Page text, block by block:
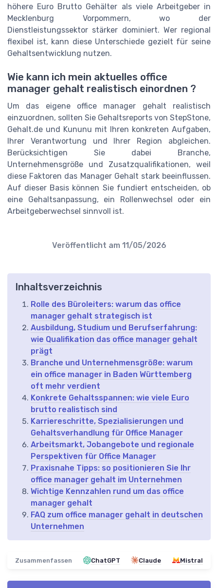
höhere Euro Brutto Gehälter als viele Arbeitgeber in
Mecklenburg Vorpommern, wo der
Dienstleistungssektor stärker dominiert. Wer regional
flexibel ist, kann diese Unterschiede gezielt für seine
Gehaltsentwicklung nutzen.
Wie kann ich mein aktuelles office
manager gehalt realistisch einordnen ?
Um das eigene office manager gehalt realistisch
einzuordnen, sollten Sie Gehaltsreports von StepStone,
Gehalt.de und Kununu mit Ihren konkreten Aufgaben,
Ihrer Verantwortung und Ihrer Region abgleichen.
Berücksichtigen Sie dabei Branche,
Unternehmensgröße und Zusatzqualifikationen, weil
diese Faktoren das Manager Gehalt stark beeinflussen.
Auf dieser Basis können Sie fundiert entscheiden, ob
eine Gehaltsanpassung, ein Rollenwechsel oder ein
Arbeitgeberwechsel sinnvoll ist.
Veröffentlicht am 11/05/2026
Inhaltsverzeichnis
Rolle des Büroleiters: warum das office
manager gehalt strategisch ist
Ausbildung, Studium und Berufserfahrung:
wie Qualifikation das office manager gehalt
prägt
Branche und Unternehmensgröße: warum
ein office manager in Baden Württemberg
oft mehr verdient
Konkrete Gehaltsspannen: wie viele Euro
brutto realistisch sind
Karriereschritte, Spezialisierungen und
Gehaltsverhandlung für Office Manager
Arbeitsmarkt, Jobangebote und regionale
Perspektiven für Office Manager
Praxisnahe Tipps: so positionieren Sie Ihr
office manager gehalt im Unternehmen
Wichtige Kennzahlen rund um das office
manager gehalt
FAQ zum office manager gehalt in deutschen
Unternehmen
Zusammenfassen ChatGPT Claude Mistral